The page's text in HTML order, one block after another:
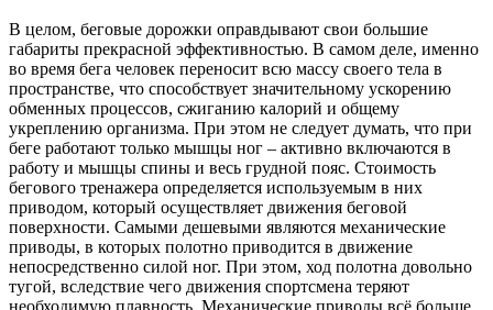
В целом, беговые дорожки оправдывают свои большие
габариты прекрасной эффективностью. В самом деле, именно
во время бега человек переносит всю массу своего тела в
пространстве, что способствует значительному ускорению
обменных процессов, сжиганию калорий и общему
укреплению организма. При этом не следует думать, что при
беге работают только мышцы ног – активно включаются в
работу и мышцы спины и весь грудной пояс. Стоимость
бегового тренажера определяется используемым в них
приводом, который осуществляет движения беговой
поверхности. Самыми дешевыми являются механические
приводы, в которых полотно приводится в движение
непосредственно силой ног. При этом, ход полотна довольно
тугой, вследствие чего движения спортсмена теряют
необходимую плавность. Механические приводы всё больше